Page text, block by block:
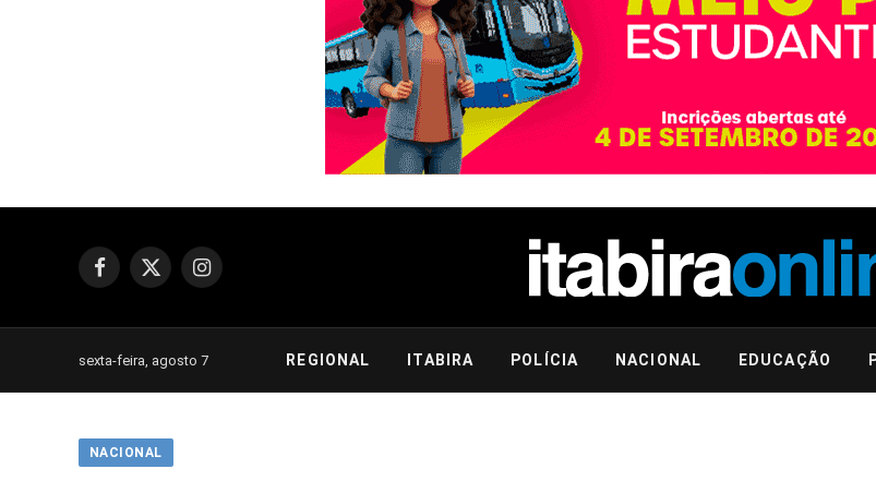
Facebook
X
Instagram
sexta-feira, agosto 7 REGIONAL ITABIRA POLÍCIA NACIONAL EDUCAÇÃO
NACIONAL